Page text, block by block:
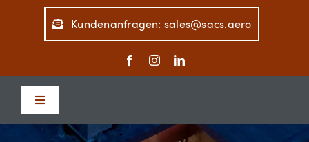
Kundenanfragen: sales@sacs.aero
Toggle
Navigation